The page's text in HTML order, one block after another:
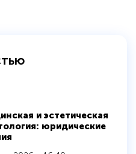
и эстетическая
юридические